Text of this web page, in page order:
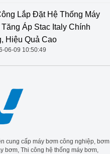
Máy Bơm Tăng Áp Stac
Cao
cung cấp máy bơm công nghiệp, bơm
bơm, Thi công hệ thống máy bơm,